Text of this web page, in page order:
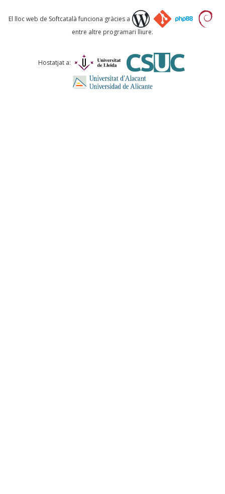
Què proposeu?
Comentari *
El lloc web de Softcatalà funciona gràcies a
entre altre programari lliure.
Hostatjat a: